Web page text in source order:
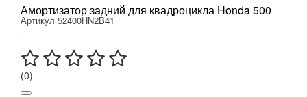
Амортизатор задний для квадроцикла Honda 500
Артикул 52400HN2B41
(0)